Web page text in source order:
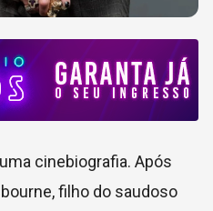
cinebiografia. Após
filho do saudoso